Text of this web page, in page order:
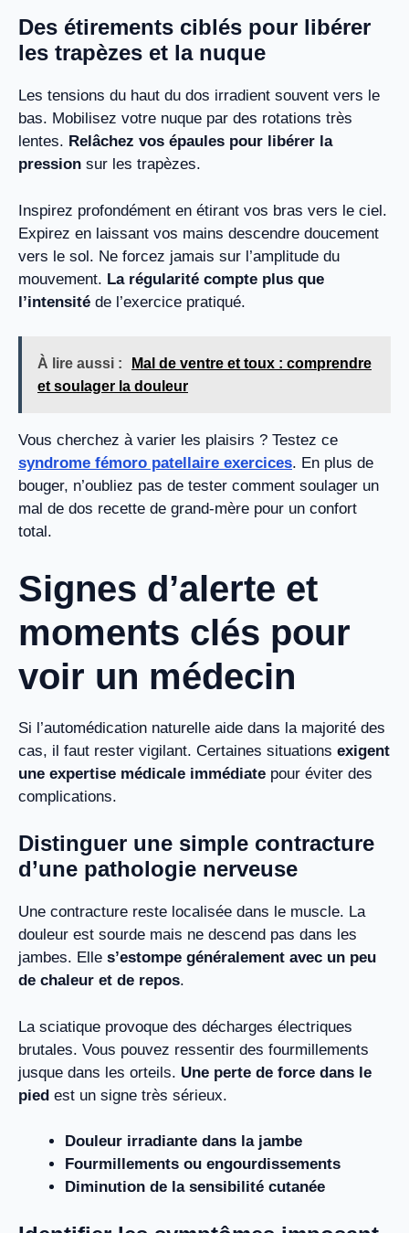
Des étirements ciblés pour libérer
les trapèzes et la nuque
Les tensions du haut du dos irradient souvent vers le
bas. Mobilisez votre nuque par des rotations très
lentes. Relâchez vos épaules pour libérer la
pression sur les trapèzes.
Inspirez profondément en étirant vos bras vers le ciel.
Expirez en laissant vos mains descendre doucement
vers le sol. Ne forcez jamais sur l’amplitude du
mouvement. La régularité compte plus que
l’intensité de l’exercice pratiqué.
À lire aussi :
Mal de ventre et toux : comprendre
et soulager la douleur
Vous cherchez à varier les plaisirs ? Testez ce
syndrome fémoro patellaire exercices. En plus de
bouger, n’oubliez pas de tester comment soulager un
mal de dos recette de grand-mère pour un confort
total.
Signes d’alerte et
moments clés pour
voir un médecin
Si l’automédication naturelle aide dans la majorité des
cas, il faut rester vigilant. Certaines situations exigent
une expertise médicale immédiate pour éviter des
complications.
Distinguer une simple contracture
d’une pathologie nerveuse
Une contracture reste localisée dans le muscle. La
douleur est sourde mais ne descend pas dans les
jambes. Elle s’estompe généralement avec un peu
de chaleur et de repos.
La sciatique provoque des décharges électriques
brutales. Vous pouvez ressentir des fourmillements
jusque dans les orteils. Une perte de force dans le
pied est un signe très sérieux.
Douleur irradiante dans la jambe
Fourmillements ou engourdissements
Diminution de la sensibilité cutanée